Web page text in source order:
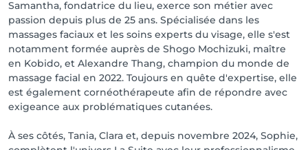
Samantha, fondatrice du lieu, exerce son métier avec
passion depuis plus de 25 ans. Spécialisée dans les
massages faciaux et les soins experts du visage, elle s'est
notamment formée auprès de Shogo Mochizuki, maître
en Kobido, et Alexandre Thang, champion du monde de
massage facial en 2022. Toujours en quête d'expertise, elle
est également cornéothérapeute afin de répondre avec
exigeance aux problématiques cutanées.
À ses côtés, Tania, Clara et, depuis novembre 2024, Sophie,